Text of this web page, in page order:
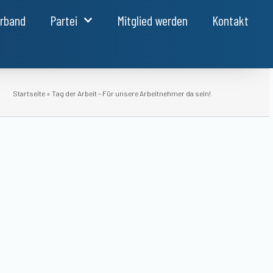
Partei Mitglied werden Kontakt
Startseite » Tag der Arbeit – Für unsere Arbeitnehmer da sein!